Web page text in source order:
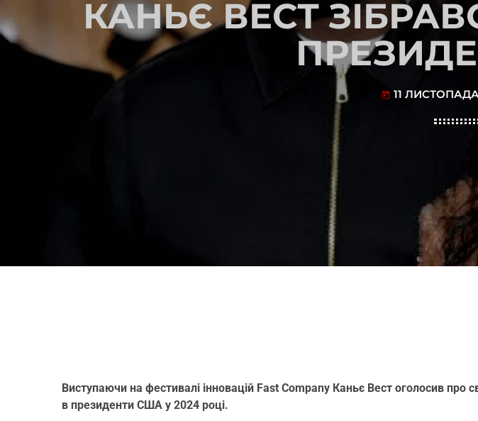
КАНЬЄ ВЕСТ
today 11
Виступаючи на фестивалі інновацій Fast Company Каньє Вест оголосив про
в президенти США у 2024 році.